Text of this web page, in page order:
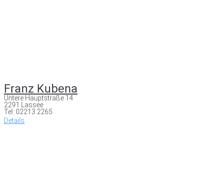
Franz Kubena
Untere Hauptstraße 14
2291 Lassee
Tel: 02213 2265
Details